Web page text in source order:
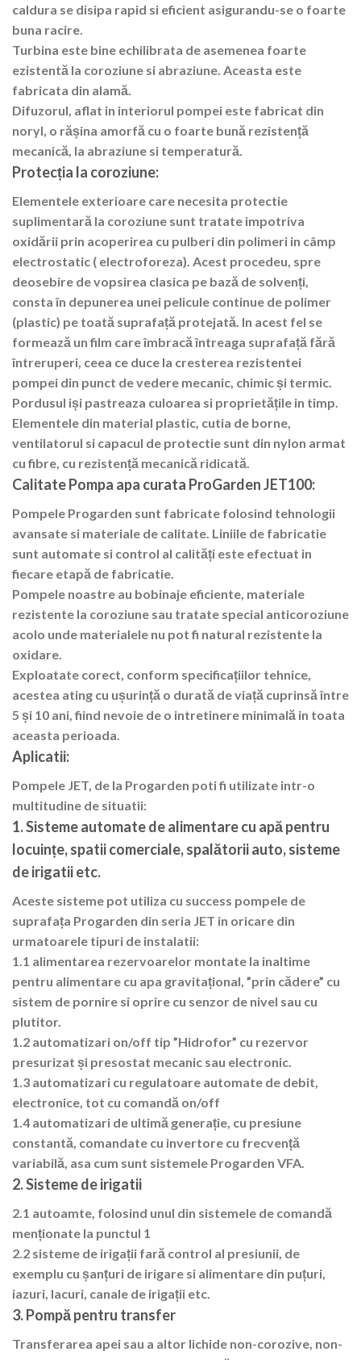
caldura se disipa rapid si eficient asigurandu-se o foarte
buna racire.
Turbina este bine echilibrata de asemenea foarte
ezistentă la coroziune si abraziune. Aceasta este
fabricata din alamă.
Difuzorul, aflat in interiorul pompei este fabricat din
noryl, o rășina amorfă cu o foarte bună rezistență
mecanică, la abraziune si temperatură.
Protecția la coroziune:
Elementele exterioare care necesita protectie
suplimentară la coroziune sunt tratate impotriva
oxidării prin acoperirea cu pulberi din polimeri in câmp
electrostatic ( electroforeza). Acest procedeu, spre
deosebire de vopsirea clasica pe bază de solvenți,
consta în depunerea unei pelicule continue de polimer
(plastic) pe toată suprafață protejată. In acest fel se
formează un film care îmbracă întreaga suprafață fără
întreruperi, ceea ce duce la cresterea rezistentei
pompei din punct de vedere mecanic, chimic și termic.
Pordusul iși pastreaza culoarea si proprietățile in timp.
Elementele din material plastic, cutia de borne,
ventilatorul si capacul de protectie sunt din nylon armat
cu fibre, cu rezistență mecanică ridicată.
Calitate Pompa apa curata ProGarden JET100:
Pompele Progarden sunt fabricate folosind tehnologii
avansate si materiale de calitate. Liniile de fabricatie
sunt automate si control al calități este efectuat in
fiecare etapă de fabricatie.
Pompele noastre au bobinaje eficiente, materiale
rezistente la coroziune sau tratate special anticoroziune
acolo unde materialele nu pot fi natural rezistente la
oxidare.
Exploatate corect, conform specificațiilor tehnice,
acestea ating cu ușurință o durată de viață cuprinsă între
5 și 10 ani, fiind nevoie de o intretinere minimală in toata
aceasta perioada.
Aplicatii:
Pompele JET, de la Progarden poti fi utilizate intr-o
multitudine de situatii:
1. Sisteme automate de alimentare cu apă pentru
locuințe, spatii comerciale, spalătorii auto, sisteme
de irigatii etc.
Aceste sisteme pot utiliza cu success pompele de
suprafața Progarden din seria JET in oricare din
urmatoarele tipuri de instalatii:
1.1 alimentarea rezervoarelor montate la inaltime
pentru alimentare cu apa gravitațional, ”prin cădere” cu
sistem de pornire si oprire cu senzor de nivel sau cu
plutitor.
1.2 automatizari on/off tip ”Hidrofor” cu rezervor
presurizat și presostat mecanic sau electronic.
1.3 automatizari cu regulatoare automate de debit,
electronice, tot cu comandă on/off
1.4 automatizari de ultimă generație, cu presiune
constantă, comandate cu invertore cu frecvență
variabilă, asa cum sunt sistemele Progarden VFA.
2. Sisteme de irigatii
2.1 autoamte, folosind unul din sistemele de comandă
menționate la punctul 1
2.2 sisteme de irigații fară control al presiunii, de
exemplu cu șanțuri de irigare si alimentare din puțuri,
iazuri, lacuri, canale de irigații etc.
3. Pompă pentru transfer
Transferarea apei sau a altor lichide non-corozive, non-